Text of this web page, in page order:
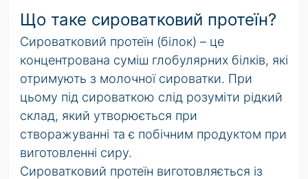
Що таке сироватковий протеїн?
Сироватковий протеїн (білок) – це
концентрована суміш глобулярних білків, які
отримують з молочної сироватки. При
цьому під сироваткою слід розуміти рідкий
склад, який утворюється при
створажуванні та є побічним продуктом при
виготовленні сиру.
Сироватковий протеїн виготовляється із